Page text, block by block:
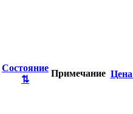
Состояние
⇅
Примечание